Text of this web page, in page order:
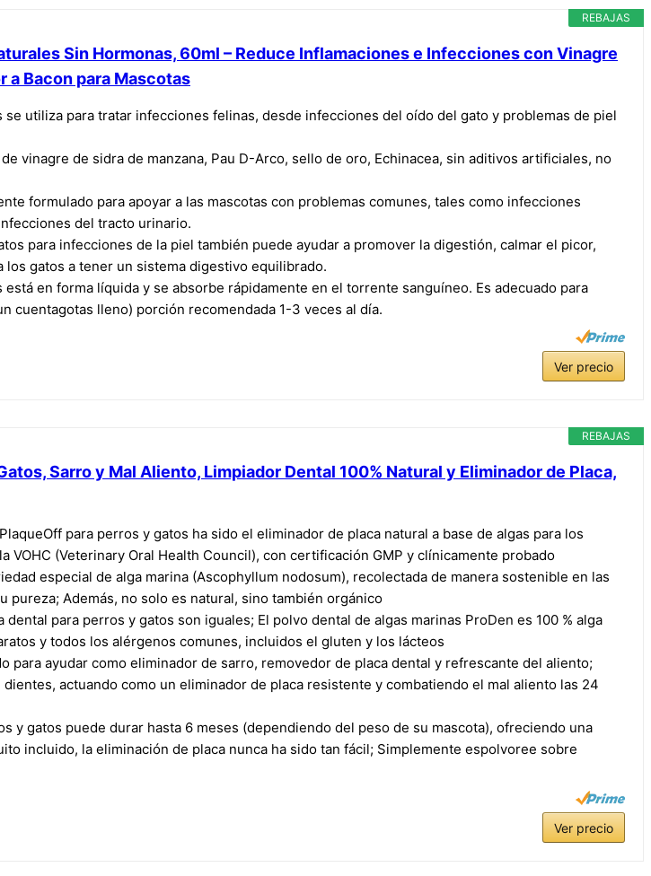
REBAJAS
Sin Hormonas, 60ml – Reduce Inflamaciones e Infecciones con Vinagre
a Bacon para Mascotas
utiliza para tratar infecciones felinas, desde infecciones del oído del gato y problemas de piel
vinagre de sidra de manzana, Pau D-Arco, sello de oro, Echinacea, sin aditivos artificiales, no
formulado para apoyar a las mascotas con problemas comunes, tales como infecciones
del tracto urinario.
para infecciones de la piel también puede ayudar a promover la digestión, calmar el picor,
gatos a tener un sistema digestivo equilibrado.
en forma líquida y se absorbe rápidamente en el torrente sanguíneo. Es adecuado para
cuentagotas lleno) porción recomendada 1-3 veces al día.
Ver precio
REBAJAS
Sarro y Mal Aliento, Limpiador Dental 100% Natural y Eliminador de Placa,
para perros y gatos ha sido el eliminador de placa natural a base de algas para los
(Veterinary Oral Health Council), con certificación GMP y clínicamente probado
especial de alga marina (Ascophyllum nodosum), recolectada de manera sostenible en las
pureza; Además, no solo es natural, sino también orgánico
dental para perros y gatos son iguales; El polvo dental de algas marinas ProDen es 100 % alga
y todos los alérgenos comunes, incluidos el gluten y los lácteos
para ayudar como eliminador de sarro, removedor de placa dental y refrescante del aliento;
actuando como un eliminador de placa resistente y combatiendo el mal aliento las 24
y gatos puede durar hasta 6 meses (dependiendo del peso de su mascota), ofreciendo una
incluido, la eliminación de placa nunca ha sido tan fácil; Simplemente espolvoree sobre
Ver precio